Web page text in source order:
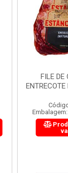
CUPIM
Embalagem: